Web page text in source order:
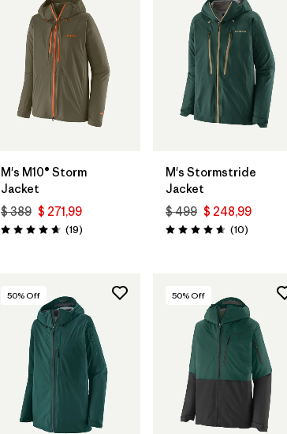
M's M10® Storm
Jacket
$ 389 $ 271,99
Valoración: 4.7 / 5
(19Comentarios
)
M's Stormstride
Jacket
$ 499 $ 248,99
Valoración: 4.7 / 5
(10)
50% Off 50% Off